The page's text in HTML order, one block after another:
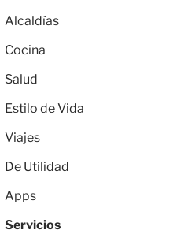
Alcaldías
Cocina
Salud
Estilo de Vida
Viajes
De Utilidad
Apps
Servicios